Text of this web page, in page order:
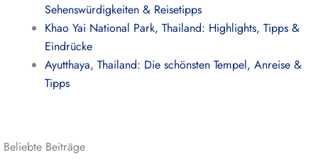
Sehenswürdigkeiten & Reisetipps
Khao Yai National Park, Thailand: Highlights, Tipps &
Eindrücke
Ayutthaya, Thailand: Die schönsten Tempel, Anreise &
Tipps
Beliebte Beiträge